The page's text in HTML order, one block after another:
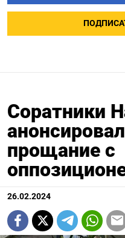
Соратники
прощание с
26.02.2024